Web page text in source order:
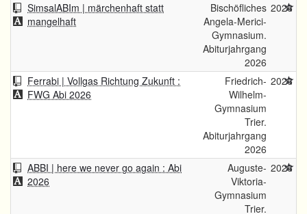
SimsalABIm | märchenhaft statt
mangelhaft
Bischöfliches
Angela-Merici-
Gymnasium.
Abiturjahrgang
2026
2026
Ferrabi | Vollgas Richtung Zukunft :
FWG Abi 2026
Friedrich-
Wilhelm-
Gymnasium
Trier.
Abiturjahrgang
2026
2026
ABBI | here we never go again : Abi
2026
Auguste-
Viktoria-
Gymnasium
Trier.
2026